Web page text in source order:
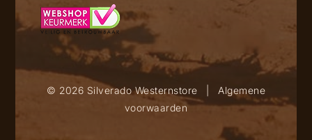
© 2026 Silverado Westernstore
Algemene
voorwaarden